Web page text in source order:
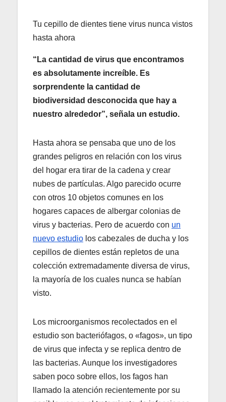
Tu cepillo de dientes tiene virus nunca vistos
hasta ahora
“La cantidad de virus que encontramos
es absolutamente increíble. Es
sorprendente la cantidad de
biodiversidad desconocida que hay a
nuestro alrededor”, señala un estudio.
Hasta ahora se pensaba que uno de los
grandes peligros en relación con los virus
del hogar era tirar de la cadena y crear
nubes de partículas. Algo parecido ocurre
con otros 10 objetos comunes en los
hogares capaces de albergar colonias de
virus y bacterias. Pero de acuerdo con un
nuevo estudio los cabezales de ducha y los
cepillos de dientes están repletos de una
colección extremadamente diversa de virus,
la mayoría de los cuales nunca se habían
visto.
Los microorganismos recolectados en el
estudio son bacteriófagos, o «fagos», un tipo
de virus que infecta y se replica dentro de
las bacterias. Aunque los investigadores
saben poco sobre ellos, los fagos han
llamado la atención recientemente por su